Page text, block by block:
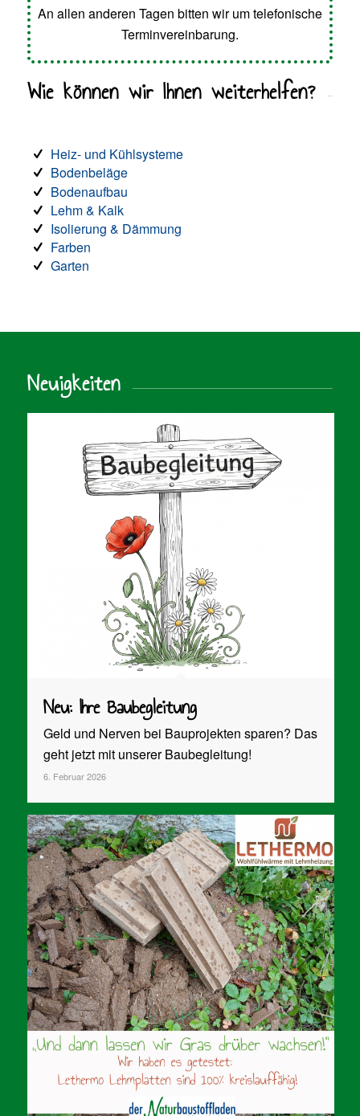
An allen anderen Tagen bitten wir um telefonische
Terminvereinbarung.
Wie können wir Ihnen weiterhelfen?
Heiz- und Kühlsysteme
Bodenbeläge
Bodenaufbau
Lehm & Kalk
Isolierung & Dämmung
Farben
Garten
Neuigkeiten
Neu: Ihre Baubegleitung
Geld und Nerven bei Bauprojekten sparen? Das
geht jetzt mit unserer Baubegleitung!
6. Februar 2026